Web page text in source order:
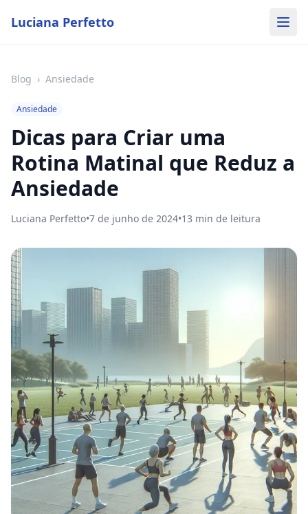
Luciana Perfetto
Blog › Ansiedade
Ansiedade
Dicas para Criar uma
Rotina Matinal que Reduz a
Ansiedade
Luciana Perfetto•7 de junho de 2024•13 min de leitura